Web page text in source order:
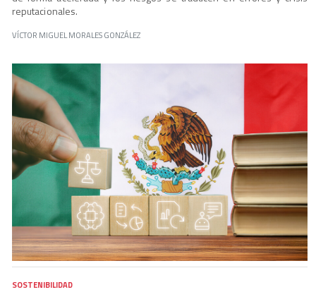
reputacionales.
VÍCTOR MIGUEL MORALES GONZÁLEZ
SOSTENIBILIDAD